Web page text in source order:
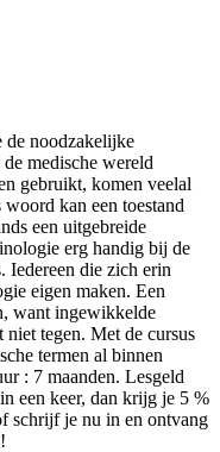
de noodzakelijke
medische wereld
gebruikt, komen veelal
kan een toestand
een uitgebreide
erg handig bij de
Iedereen die zich erin
eigen maken. Een
want ingewikkelde
tegen. Met de cursus
termen al binnen
: 7 maanden. Lesgeld
een keer, dan krijg je 5 %
schrijf je nu in en ontvang